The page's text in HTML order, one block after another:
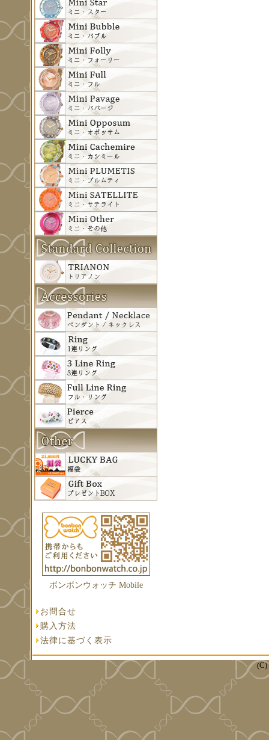
ボンボンウォッチ Mobile
お問合せ
購入方法
法律に基づく表示